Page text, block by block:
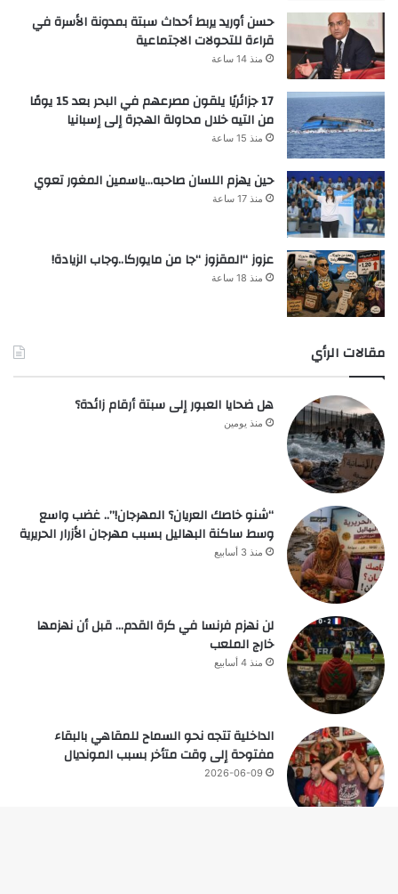
حسن أوريد يربط أحداث سبتة بمدونة الأسرة في
قراءة للتحولات الاجتماعية
منذ 14 ساعة
17 جزائريًا يلقون مصرعهم في البحر بعد 15 يومًا
من التيه خلال محاولة الهجرة إلى إسبانيا
منذ 15 ساعة
حين يهزم اللسان صاحبه…ياسمين المغور تعوي
منذ 17 ساعة
عزوز “المقزوز “جا من مايوركا..وجاب الزيادة!
منذ 18 ساعة
مقالات الرأي
هل ضحايا العبور إلى سبتة أرقام زائدة؟
منذ يومين
“شنو خاصك العريان؟ المهرجان!”.. غضب واسع
وسط ساكنة البهاليل بسبب مهرجان الأزرار الحريرية
منذ 3 أسابيع
لن نهزم فرنسا في كرة القدم… قبل أن نهزمها
خارج الملعب
منذ 4 أسابيع
الداخلية تتجه نحو السماح للمقاهي بالبقاء
مفتوحة إلى وقت متأخر بسبب المونديال
2026-06-09